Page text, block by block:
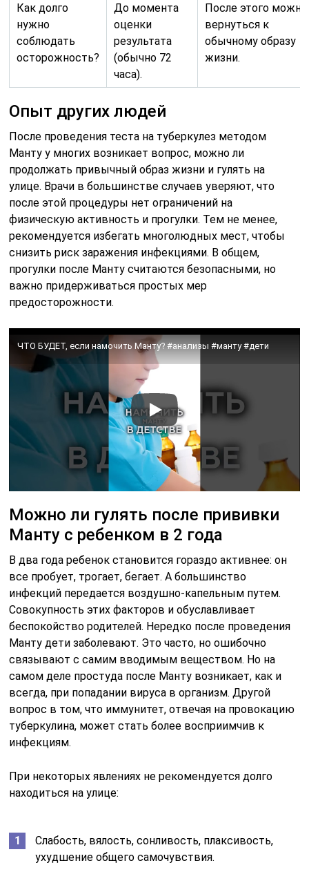
Как долго
нужно
соблюдать
осторожность?
До момента
оценки
результата
(обычно 72
часа).
После этого можно
вернуться к
обычному образу
жизни.
Опыт других людей
После проведения теста на туберкулез методом
Манту у многих возникает вопрос, можно ли
продолжать привычный образ жизни и гулять на
улице. Врачи в большинстве случаев уверяют, что
после этой процедуры нет ограничений на
физическую активность и прогулки. Тем не менее,
рекомендуется избегать многолюдных мест, чтобы
снизить риск заражения инфекциями. В общем,
прогулки после Манту считаются безопасными, но
важно придерживаться простых мер
предосторожности.
ЧТО БУДЕТ, если намочить Манту? #анализы #манту #дети
Можно ли гулять после прививки
Манту с ребенком в 2 года
В два года ребенок становится гораздо активнее: он
все пробует, трогает, бегает. А большинство
инфекций передается воздушно-капельным путем.
Совокупность этих факторов и обуславливает
беспокойство родителей. Нередко после проведения
Манту дети заболевают. Это часто, но ошибочно
связывают с самим вводимым веществом. Но на
самом деле простуда после Манту возникает, как и
всегда, при попадании вируса в организм. Другой
вопрос в том, что иммунитет, отвечая на провокацию
туберкулина, может стать более восприимчив к
инфекциям.
При некоторых явлениях не рекомендуется долго
находиться на улице:
Слабость, вялость, сонливость, плаксивость,
ухудшение общего самочувствия.